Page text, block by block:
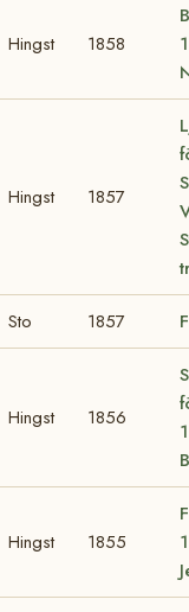
Hingst 1858
Hingst 1857
Sto 1857
Hingst 1856
Hingst 1855